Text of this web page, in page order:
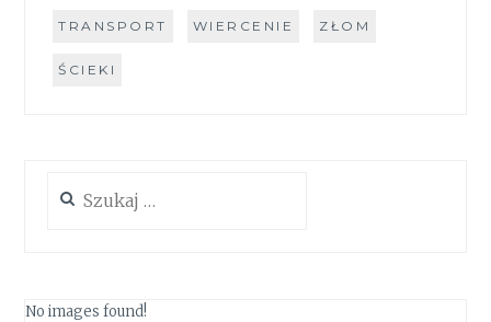
TRANSPORT WIERCENIE ZŁOM
ŚCIEKI
No images found!